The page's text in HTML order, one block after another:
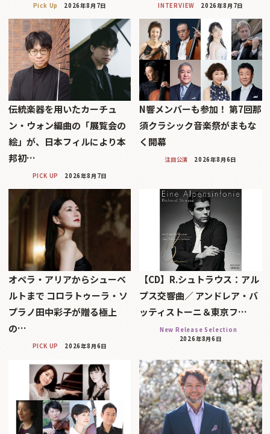
Pick Up 2026年8月7日 INTERVIEW 2026年8月7日
伝統楽器を用いたカーチュ
ン・ウォン編曲の「展覧会の
絵」が、日本フィルにより本
邦初…
PICK UP 2026年8月7日
N響メンバーも参加！ 第7回那
須クラシック音楽祭がまもな
く開幕
注目公演 2026年8月6日
オペラ・アリアからシューベ
ルトまで コロラトゥーラ・ソ
プラノ田中彩子が贈る極上
の…
PICK UP 2026年8月6日
【CD】R.シュトラウス：アル
プス交響曲／ アンドレア・バ
ッティストーニ＆東京フ…
New Release Selection
2026年8月6日